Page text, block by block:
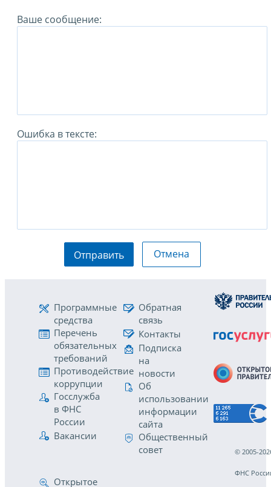
Ваше сообщение:
Ошибка в тексте:
Отправить Отмена
Программные
средства
Перечень
обязательных
требований
Противодействие
коррупции
Госслужба
в ФНС
России
Вакансии
Обратная
связь
Контакты
Подписка
на
новости
Об
использовании
информации
сайта
Общественный
совет
Открытое
© 2005-
ФНС